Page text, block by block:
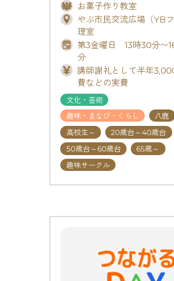
お菓子作り教室
やぶ市民交流広場（YB
理室
第3金曜日 13時30分〜
分
講師謝礼として半年
費などの実費
文化・芸術
趣味・まなび・くらし
八鹿
高校生～
20歳台～40歳台
50歳台～60歳台
65歳～
趣味サークル